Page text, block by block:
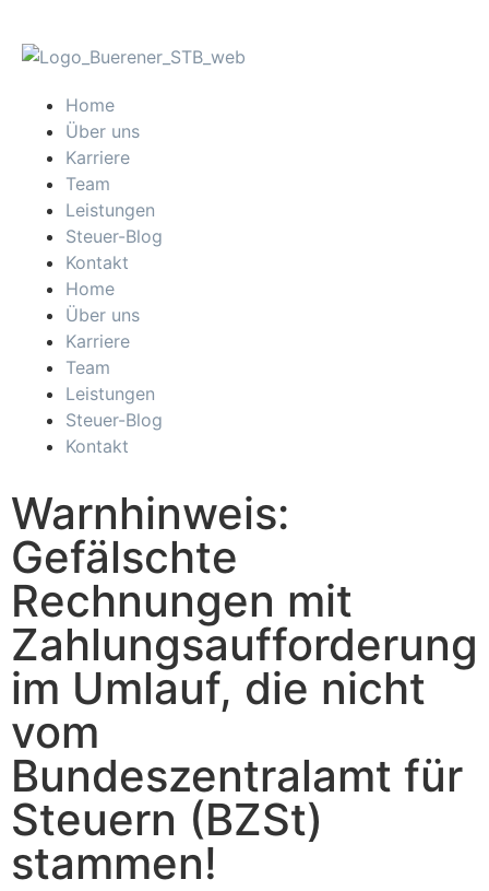
Home
Über uns
Karriere
Team
Leistungen
Steuer-Blog
Kontakt
Home
Über uns
Karriere
Team
Leistungen
Steuer-Blog
Kontakt
Warnhinweis:
Gefälschte
Rechnungen mit
Zahlungsaufforderung
im Umlauf, die nicht
vom
Bundeszentralamt für
Steuern (BZSt)
stammen!